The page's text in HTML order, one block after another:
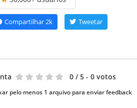
Compartilhar2k Tweetar
0 / 5 - 0 votos
pelo menos 1 arquivo para enviar feedback